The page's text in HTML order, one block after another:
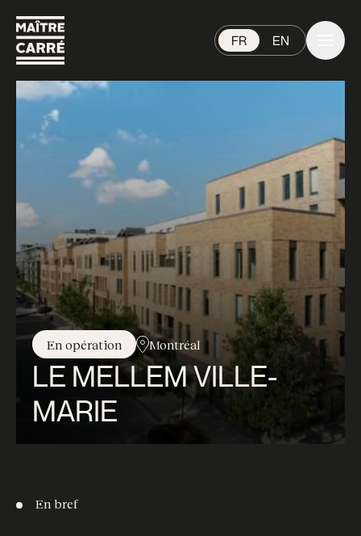
FR EN
En opération Montréal
LE MELLEM VILLE-
MARIE
En bref